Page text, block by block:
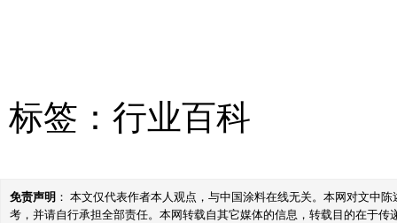
标签： 行业百科
免责声明 ： 本文仅代表作者本人观点，与中国涂料在线无关。本网对文中
考，并请自行承担全部责任。本网转载自其它媒体的信息，转载目的在于